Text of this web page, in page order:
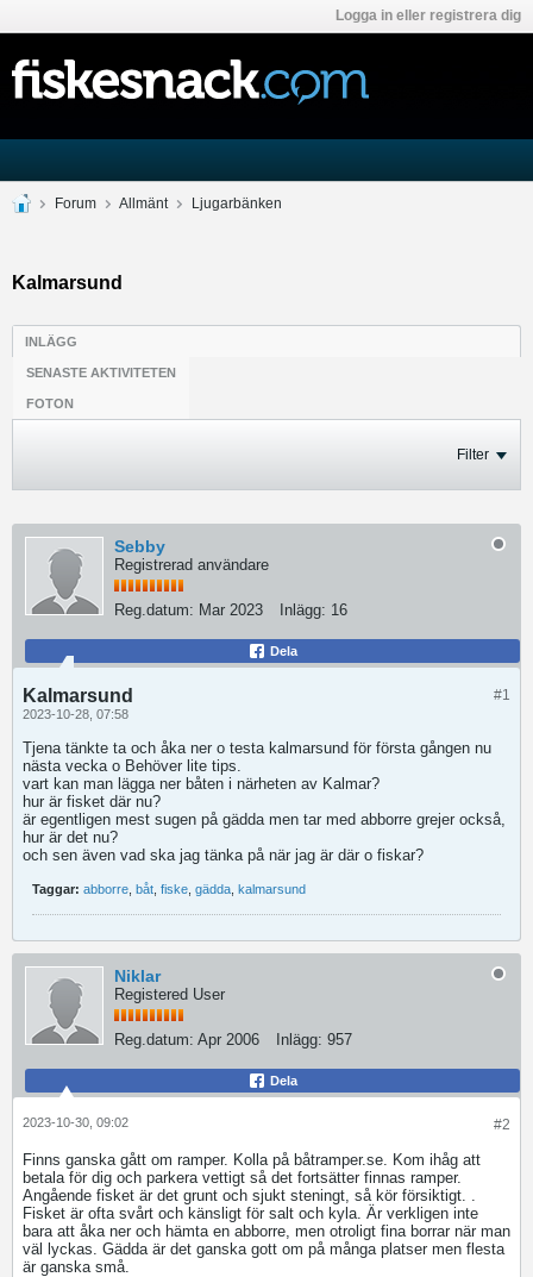
Logga in eller registrera dig
Forum Allmänt Ljugarbänken
Kalmarsund
INLÄGG
SENASTE AKTIVITETEN
FOTON
Filter
Sebby
Registrerad användare
Reg.datum: Mar 2023 Inlägg: 16
Dela
#1
Kalmarsund
2023-10-28, 07:58
Tjena tänkte ta och åka ner o testa kalmarsund för första gången nu
nästa vecka o Behöver lite tips.
vart kan man lägga ner båten i närheten av Kalmar?
hur är fisket där nu?
är egentligen mest sugen på gädda men tar med abborre grejer också,
hur är det nu?
och sen även vad ska jag tänka på när jag är där o fiskar?
Taggar: abborre båt fiske gädda kalmarsund
Niklar
Registered User
Reg.datum: Apr 2006 Inlägg: 957
Dela
#2
2023-10-30, 09:02
Finns ganska gått om ramper. Kolla på båtramper.se. Kom ihåg att
betala för dig och parkera vettigt så det fortsätter finnas ramper.
Angående fisket är det grunt och sjukt steningt, så kör försiktigt. .
Fisket är ofta svårt och känsligt för salt och kyla. Är verkligen inte
bara att åka ner och hämta en abborre, men otroligt fina borrar när man
väl lyckas. Gädda är det ganska gott om på många platser men flesta
är ganska små.